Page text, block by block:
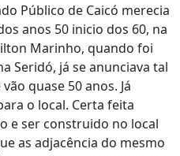
Público de Caicó merecia
anos 50 inicio dos 60, na
Marinho, quando foi
Seridó, já se anunciava tal
quase 50 anos. Já
o local. Certa feita
e ser construido no local
as adjacência do mesmo